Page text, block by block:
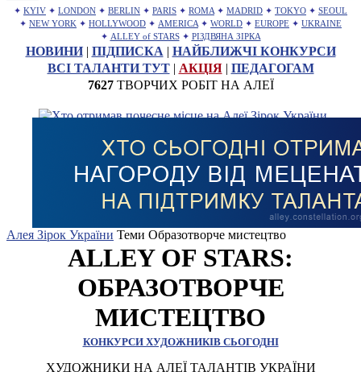
✦ KYIV ✦ LONDON ✦ BERLIN ✦ PARIS ✦ ROMA ✦ MADRID ✦ TOKYO ✦ SEOUL
✦ NEW YORK ✦ HOLLYWOOD ✦ AMERICA ✦ WORLD ✦ EUROPE ✦ UKRAINE
✦ ALLEY of STARS ✦ РІЗДВЯНА ЗІРКА
НОВИНИ| ПІДПИСКА | НАЙБЛИЖЧІ КОНКУРСИ
ВСІ ТАЛАНТИ ТУТ| АКЦІЯ| ПЕДАГОГАМ
7627ТВОРЧИХ РОБІТ НА АЛЕЇ
Алея Зірок України Теми Образотворче мистецтво
ALLEY OF STARS:
ОБРАЗОТВОРЧЕ
МИСТЕЦТВО
КОНКУРСИ ХУДОЖНИКІВ СЬОГОДНІ
ХУДОЖНИКИ НА АЛЕЇ ТАЛАНТІВ УКРАЇНИ